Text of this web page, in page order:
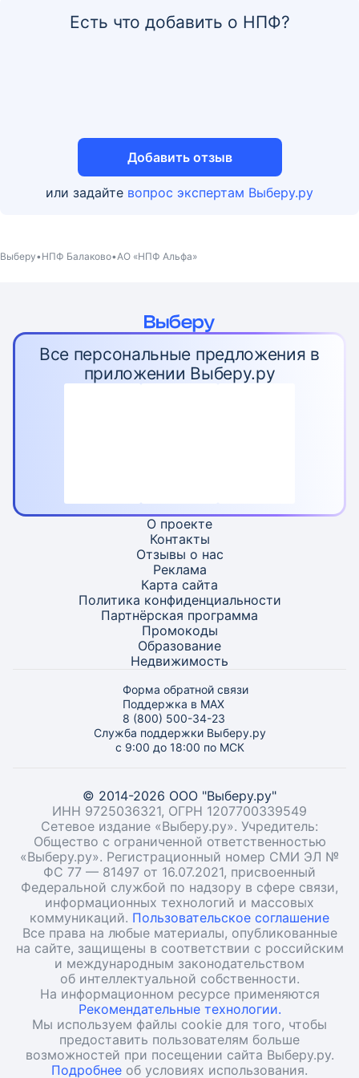
Есть что добавить о НПФ?
Добавить отзыв
или задайте вопрос экспертам Выберу.ру
Выберу НПФ Балаково АО «НПФ Альфа»
Все персональные предложения в
приложении Выберу.ру
О проекте
Контакты
Отзывы о нас
Реклама
Карта сайта
Политика конфиденциальности
Партнёрская программа
Промокоды
Образование
Недвижимость
Форма обратной связи
Поддержка в MAX
8 (800) 500-34-23
Служба поддержки Выберу.ру
с 9:00 до 18:00 по МСК
© 2014-2026 ООО "Выберу.ру"
ИНН 9725036321, ОГРН 1207700339549
Сетевое издание «Выберу.ру». Учредитель:
Общество с ограниченной ответственностью
«Выберу.ру». Регистрационный номер СМИ ЭЛ №
ФС 77 — 81497 от 16.07.2021, присвоенный
Федеральной службой по надзору в сфере связи,
информационных технологий и массовых
коммуникаций. Пользовательское соглашение
Все права на любые материалы, опубликованные
на сайте, защищены в соответствии с российским
и международным законодательством
об интеллектуальной собственности.
На информационном ресурсе применяются
Рекомендательные технологии.
Мы используем файлы cookie для того, чтобы
предоставить пользователям больше
возможностей при посещении сайта Выберу.ру.
Подробнее об условиях использования.